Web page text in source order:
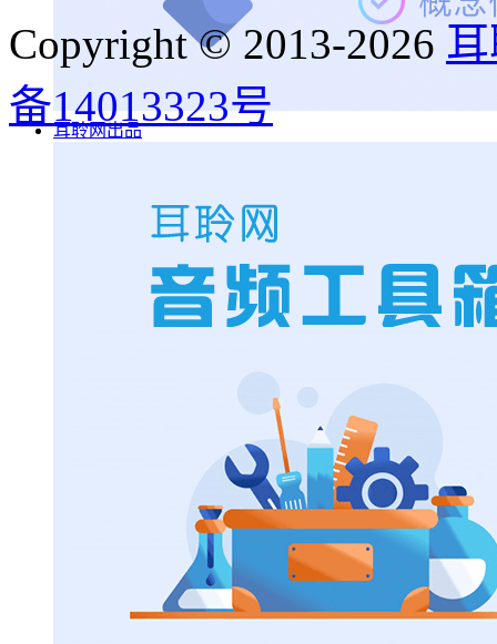
耳聆网出品
Copyright © 2013-2026
备14013323号